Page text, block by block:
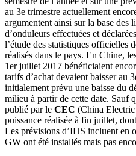
au 3e trimestre actuellement
argumentent ainsi sur la base des
d’onduleurs effectuées et
l’étude des statistiques officielles
réalisés dans le pays. En Chine,
1er juillet 2017 bénéficiaient
tarifs d’achat devaient baisser au
initialement prévu une baisse du
milieu à partir de cette date. Sauf
publié par le CEC (China
puissance réalisée à fin juillet,
Les prévisions d’IHS incluent en
GW ont été installés mais pas